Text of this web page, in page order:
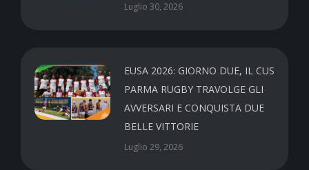
Luglio 30, 2026
EUSA 2026: GIORNO DUE, IL CUS
PARMA RUGBY TRAVOLGE GLI
AVVERSARI E CONQUISTA DUE
BELLE VITTORIE
Luglio 29, 2026